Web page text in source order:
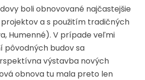
boli obnovované najčastejšie
a s použitím tradičných
Humenné). V prípade veľmi
pôvodných budov sa
výstavba nových
obnova tu mala preto len